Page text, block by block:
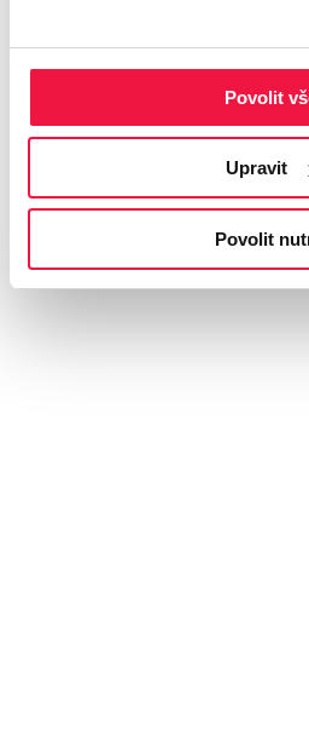
Povolit
Upravit
Povolit